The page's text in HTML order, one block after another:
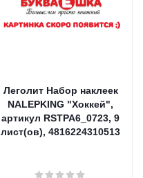
Леголит Набор наклеек
NALEPKING "Хоккей",
артикул RSTPA6_0723, 9
лист(ов), 4816224310513